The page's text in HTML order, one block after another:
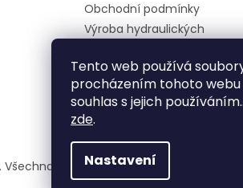
Tento web používá
procházením tohoto
souhlas s jejich
zde.
Nastavení
Obchodní podmínky
Výroba hydraulických
. Všechna práva vyhrazena.